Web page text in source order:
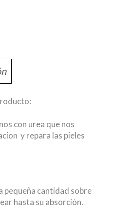
con urea que nos
y repara las pieles
pequeña cantidad sobre
hasta su absorción.